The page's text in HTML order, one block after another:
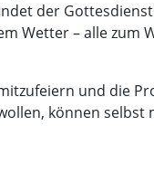
der
Wetter – alle zum
und die
können